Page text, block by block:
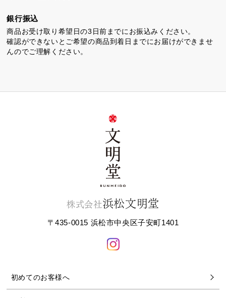
銀行振込
商品お受け取り希望日の3日前までにお振込みください。
確認ができないとご希望の商品到着日までにお届けができませ
んのでご理解ください。
株式会社浜松文明堂
〒435-0015 浜松市中央区子安町1401
初めてのお客様へ